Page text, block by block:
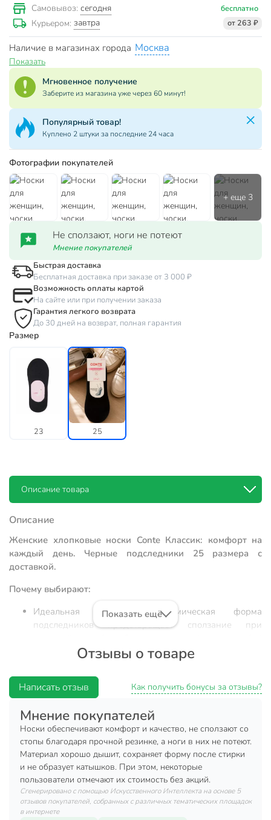
Самовывоз: сегодня бесплатно
Курьером: завтра от 263 ₽
Наличие в магазинах города Москва
Показать
Мгновенное получение
Заберите из магазина уже через 60 минут!
Популярный товар!
Куплено 2 штуки за последние 24 часа
Фотографии покупателей
Не сползают, ноги не потеют
Мнение покупателей
Быстрая доставка
Бесплатная доставка при заказе от 3 000 ₽
Возможность оплаты картой
На сайте или при получении заказа
Гарантия легкого возврата
До 30 дней на возврат, полная гарантия
Размер
23 25
Описание товара
Описание
Женские хлопковые носки Conte Классик: комфорт на
каждый день. Черные подследники 25 размера с
доставкой.
Почему выбирают:
Идеальная посадка: анатомическая форма
подследников предотвращает сползание при
позволяет коже дышать, предотвращая перегрев и
избыточное потоотделение в летний период.
Универсальность: лаконичный черный цвет и
отсутствие декора делают модель незаменимой
базой для дома, офиса или прогулок.
При выборе базового гардероба многие задаются
вопросом, какие носки лучше подходят для повседневной
носки в жаркую погоду. Модель Conte Классик 16С-12СП
— это оптимальный выбор для тех, кто ценит сочетание
практичности и легкости. В отличие от синтетических
Показать ещё
Отзывы о товаре
Написать отзыв Как получить бонусы за отзывы?
Мнение покупателей
Носки обеспечивают комфорт и качество, не сползают со
стопы благодаря прочной резинке, а ноги в них не потеют.
Материал хорошо дышит, сохраняет форму после стирки
и не образует катышков. При этом, некоторые
пользователи отмечают их стоимость без акций.
Сгенерировано с помощью Искусственного Интеллекта на основе 5
отзывов покупателей, собранных с различных тематических площадок
в интернете